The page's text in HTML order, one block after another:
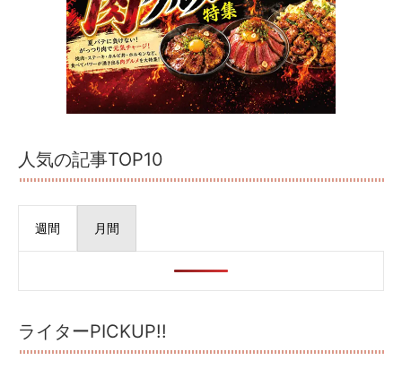
人気の記事TOP10
週間 月間
ライターPICKUP!!